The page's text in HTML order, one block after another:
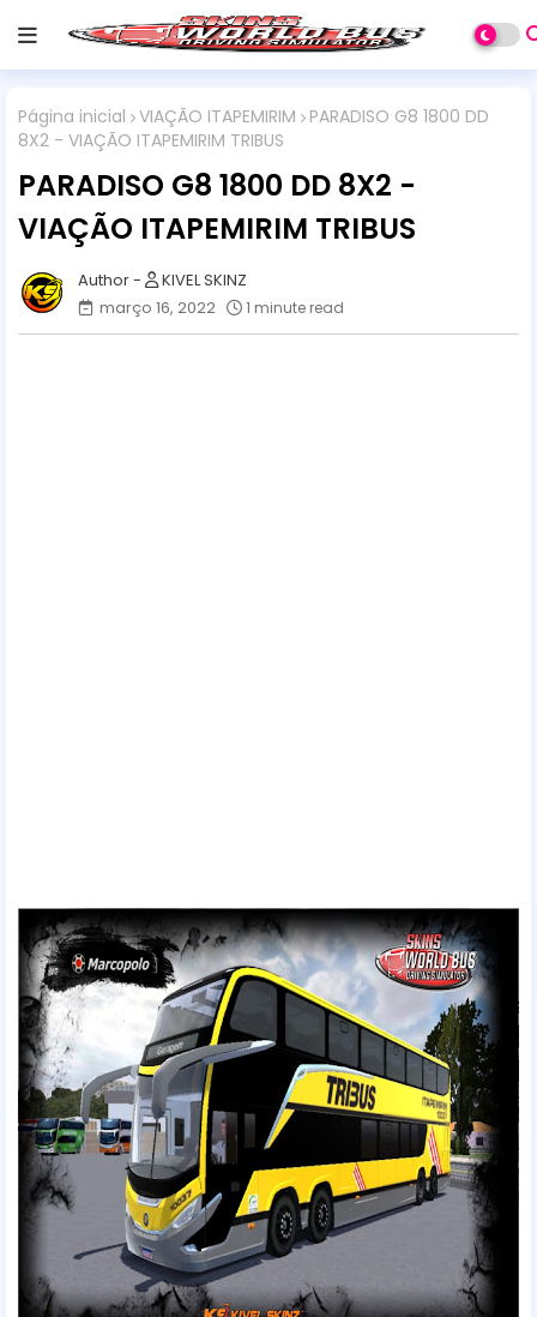
Página inicial VIAÇÃO ITAPEMIRIM
PARADISO G8 1800 DD
8X2 - VIAÇÃO ITAPEMIRIM TRIBUS
PARADISO G8 1800 DD 8X2 -
VIAÇÃO ITAPEMIRIM TRIBUS
KIVEL SKINZ
março 16, 2022
1 minute read